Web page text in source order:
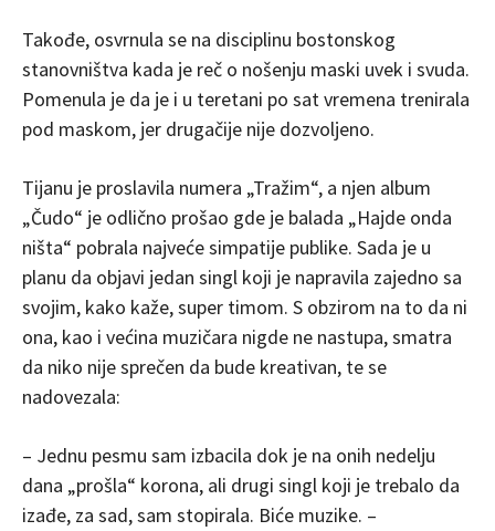
Takođe, osvrnula se na disciplinu bostonskog
stanovništva kada je reč o nošenju maski uvek i svuda.
Pomenula je da je i u teretani po sat vremena trenirala
pod maskom, jer drugačije nije dozvoljeno.
Tijanu je proslavila numera „Tražim“, a njen album
„Čudo“ je odlično prošao gde je balada „Hajde onda
ništa“ pobrala najveće simpatije publike. Sada je u
planu da objavi jedan singl koji je napravila zajedno sa
svojim, kako kaže, super timom. S obzirom na to da ni
ona, kao i većina muzičara nigde ne nastupa, smatra
da niko nije sprečen da bude kreativan, te se
nadovezala:
– Jednu pesmu sam izbacila dok je na onih nedelju
dana „prošla“ korona, ali drugi singl koji je trebalo da
izađe, za sad, sam stopirala. Biće muzike. –